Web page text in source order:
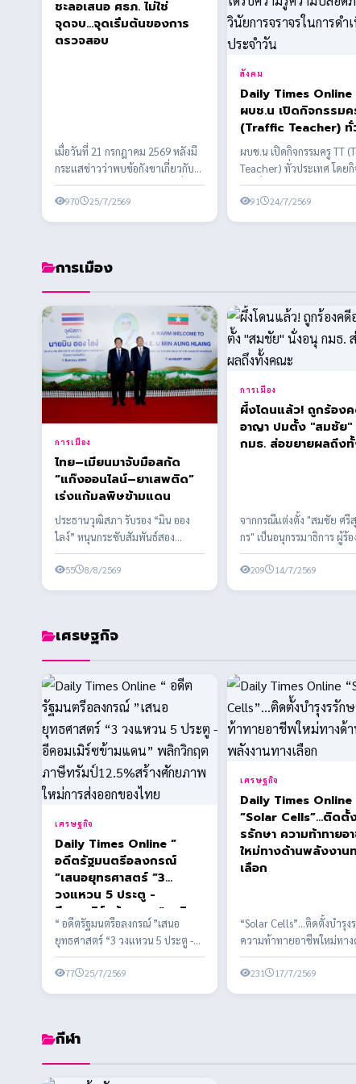
ชะลอเสนอ ศธภ. ไม่ใช่
จุดจบ...จุดเริ่มต้นของการ
ตรวจสอบ
เมื่อวันที่ 21 กรกฎาคม 2569 หลังมี
กระแสข่าวว่าพบข้อกังขาเกี่ยวกับ
คุณสมบัติของผู้ได้รับการเสนอชื่อ
บาง...
970 25/7/2569
สังคม
Daily Times
ผบช.น เปิดกิจกรรม
(Traffic Teacher) ทั่
ประเทศ โดยกิจกรรมจั
ส่งเสริมให้เด็กและเย
ได้รับความรู้ความปล
และวินัยการจราจรในก
ผบช.น เปิดกิจกรรมครู TT
Teacher) ทั่วประเทศ โดยกิ
จัดเพื่อส่งเสริมให้เด็กและเ
รั...91 24/7/2569
การเมือง
การเมือง
ไทย–เมียนมาจับมือสกัด
“แก๊งออนไลน์–ยาเสพติด”
เร่งแก้มลพิษข้ามแดน
ประธานวุฒิสภา รับรอง “มิน ออง
ไลง์” หนุนกระชับสัมพันธ์สอง
ประเทศ เดินหน้าความร่วมมือด้าน
ความมั่นคง กา...
55 8/8/2569
การเมือง
ผึ้งโดนแล้ว! ถูกร้อง
อาญา ปมตั้ง "สมชัย"
กมธ. ส่อขยายผลถึง
จากกรณีแต่งตั้ง "สมชัย ศรี
กร" เป็นอนุกรรมาธิการ ผู้ร้
เอาผิด สส.พรรคประชาชน
รียมข...
209 14/7/2569
เศรษฐกิจ
เศรษฐกิจ
Daily Times Online “
อดีตรัฐมนตรีอลงกรณ์
”เสนอยุทธศาสตร์ “3
วงแหวน 5 ประตู -
อีคอมเมิร์ซข้ามแดน” พลิก
วิกฤตภาษีทรัมป์12.5%สร้าง
ศักยภาพใหม่การส่งออกของ
ไทย
“ อดีตรัฐมนตรีอลงกรณ์ ”เสนอ
ยุทธศาสตร์ “3 วงแหวน 5 ประตู -
อีคอมเมิร์ซข้ามแดน” พลิกวิกฤต
ภาษีทรัมป์12...
77 25/7/2569
เศรษฐกิจ
Daily Times Online
“Solar Cells”…ติดตั้
รรักษา ความท้าทายอ
ใหม่ทางด้านพลังงาน
เลือก
“Solar Cells”…ติดตั้งบำรุง
ความท้าทายอาชีพใหม่ทา
พลังงานทางเลือก พลังงาน
ในประเทศไทย
231 17/7/2569
กีฬา